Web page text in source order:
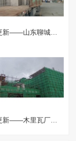
动态项目更新——木里瓦厂镇，蓝月酒店进场